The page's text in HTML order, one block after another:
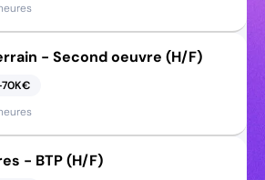
- Second oeuvre (H/F)
- BTP (H/F)